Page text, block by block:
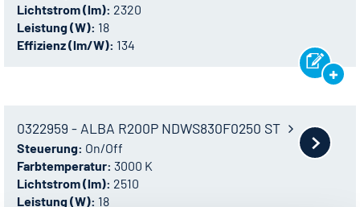
Lichtstrom (lm): 2320
Leistung (W): 18
Effizienz (lm/W): 134
0322959 - ALBA R200P NDWS830F0250 ST
Steuerung: On/Off
Farbtemperatur: 3000 K
Lichtstrom (lm): 2510
Leistung (W): 18